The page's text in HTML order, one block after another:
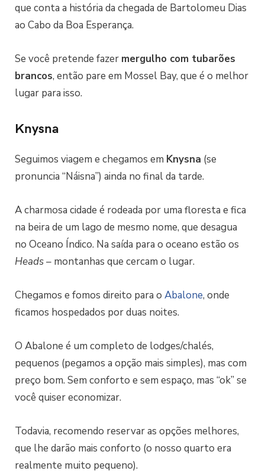
que conta a história da chegada de Bartolomeu Dias
ao Cabo da Boa Esperança.
Se você pretende fazer mergulho com tubarões
brancos, então pare em Mossel Bay, que é o melhor
lugar para isso.
Knysna
Seguimos viagem e chegamos em Knysna (se
pronuncia “Náisna”) ainda no final da tarde.
A charmosa cidade é rodeada por uma floresta e fica
na beira de um lago de mesmo nome, que desagua
no Oceano Índico. Na saída para o oceano estão os
Heads – montanhas que cercam o lugar.
Chegamos e fomos direito para o Abalone, onde
ficamos hospedados por duas noites.
O Abalone é um completo de lodges/chalés,
pequenos (pegamos a opção mais simples), mas com
preço bom. Sem conforto e sem espaço, mas “ok” se
você quiser economizar.
Todavia, recomendo reservar as opções melhores,
que lhe darão mais conforto (o nosso quarto era
realmente muito pequeno).